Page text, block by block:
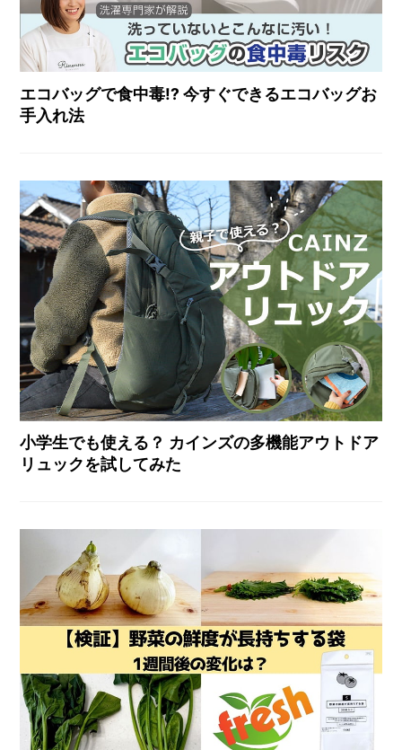
エコバッグで食中毒!? 今すぐできるエコバッグお
手入れ法
小学生でも使える？ カインズの多機能アウトドア
リュックを試してみた